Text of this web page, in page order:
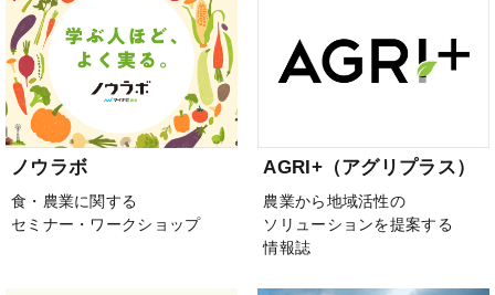
ノウラボ
食・農業に関する
セミナー・ワークショップ
AGRI+（アグリプラス）
農業から地域活性の
ソリューションを提案する
情報誌